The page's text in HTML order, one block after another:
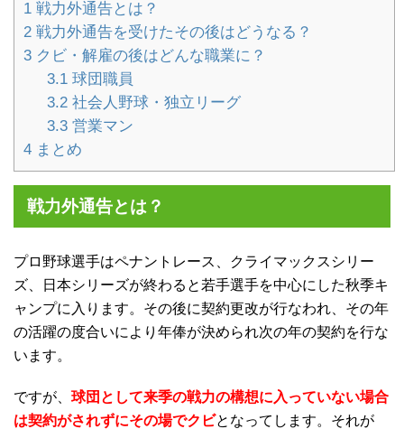
1 戦力外通告とは？
2 戦力外通告を受けたその後はどうなる？
3 クビ・解雇の後はどんな職業に？
3.1球団職員
3.2社会人野球・独立リーグ
3.3営業マン
4 まとめ
戦力外通告とは？
プロ野球選手はペナントレース、クライマックスシリー
ズ、日本シリーズが終わると若手選手を中心にした秋季キ
ャンプに入ります。その後に契約更改が行なわれ、その年
の活躍の度合いにより年俸が決められ次の年の契約を行な
います。
ですが、 球団として来季の戦力の構想に入っていない場合
は契約がされずにその場でクビとなってします。それが